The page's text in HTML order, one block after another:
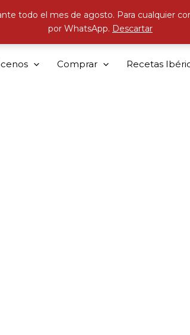
todo el mes de agosto. Para cualquier
por WhatsApp. Descartar
Comprar Recetas